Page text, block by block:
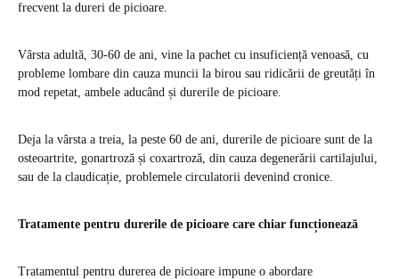
frecvent la dureri de picioare.
Vârsta adultă, 30-60 de ani, vine la pachet cu insuficiență venoasă, cu
probleme lombare din cauza muncii la birou sau ridicării de greutăți în
mod repetat, ambele aducând și durerile de picioare.
Deja la vârsta a treia, la peste 60 de ani, durerile de picioare sunt de la
osteoartrite, gonartroză și coxartroză, din cauza degenerării cartilajului,
sau de la claudicație, problemele circulatorii devenind cronice.
Tratamente pentru durerile de picioare care chiar funcționează
Tratamentul pentru durerea de picioare impune o abordare